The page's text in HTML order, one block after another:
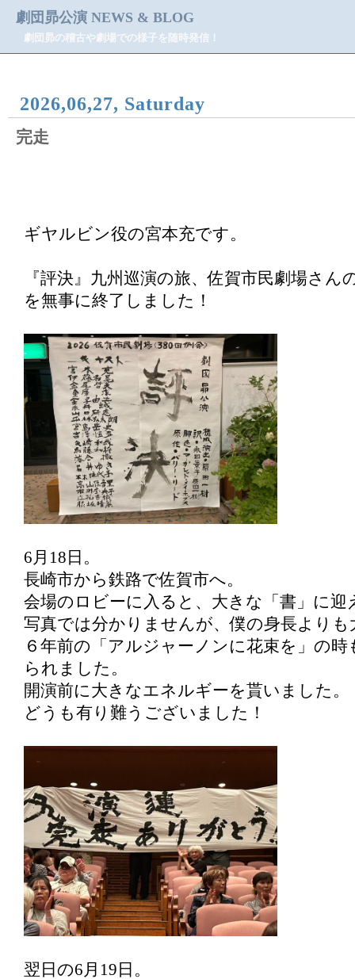
劇団昴公演 NEWS & BLOG
劇団昴の稽古や劇場での様子を随時発信！
2026,06,27, Saturday
完走
ギヤルビン役の宮本充です。
『評決』九州巡演の旅、佐賀市民劇場さん
を無事に終了しました！
6月18日。
長崎市から鉄路で佐賀市へ。
会場のロビーに入ると、大きな「書」に迎
写真では分かりませんが、僕の身長より
６年前の「アルジャーノンに花束を」の
られました。
開演前に大きなエネルギーを貰いました。
どうも有り難うございました！
翌日の6月19日。